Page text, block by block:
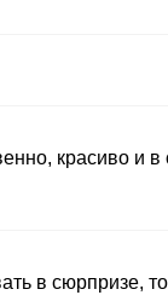
красиво
в сюрпризе,